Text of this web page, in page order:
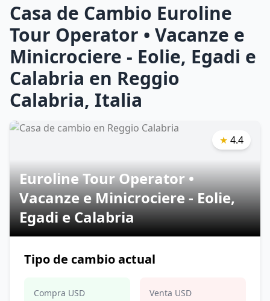
Casa de Cambio Euroline
Tour Operator • Vacanze e
Minicrociere - Eolie, Egadi e
Calabria en Reggio
Calabria, Italia
Euroline Tour Operator •
Vacanze e Minicrociere - Eolie,
Egadi e Calabria
★ 4.4
Tipo de cambio actual
Compra USD Venta USD